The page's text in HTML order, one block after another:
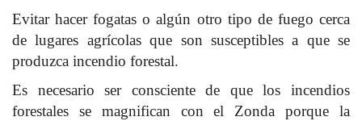
Evitar hacer fogatas o algún otro tipo de fuego cerca
de lugares agrícolas que son susceptibles a que se
produzca incendio forestal.
Es necesario ser consciente de que los incendios
forestales se magnifican con el Zonda porque la